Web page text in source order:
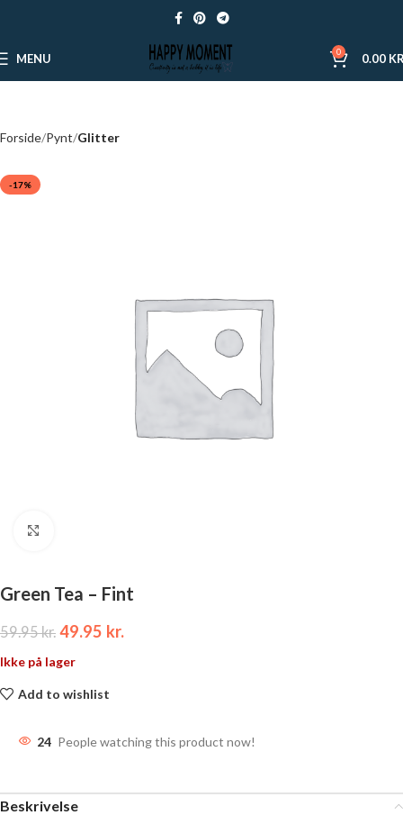
MENU 0 0.00
Forside Pynt Glitter
-17%
Green Tea – Fint
59.95kr. 49.95 kr.
Ikke på lager
Add to wishlist
24 People watching this product now!
Beskrivelse